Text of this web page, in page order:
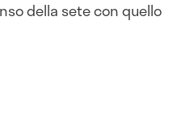
della sete con quello